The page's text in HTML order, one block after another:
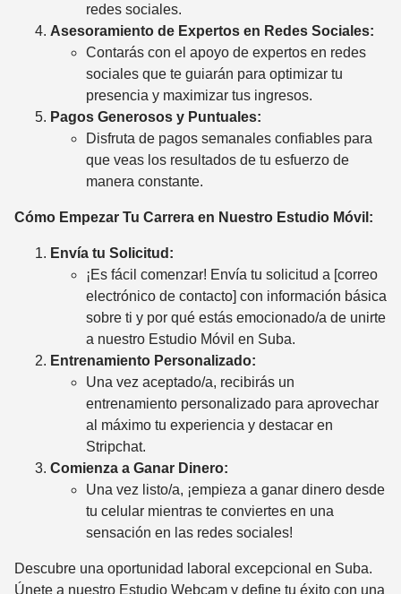
redes sociales.
Asesoramiento de Expertos en Redes Sociales:
Contarás con el apoyo de expertos en redes
sociales que te guiarán para optimizar tu
presencia y maximizar tus ingresos.
Pagos Generosos y Puntuales:
Disfruta de pagos semanales confiables para
que veas los resultados de tu esfuerzo de
manera constante.
Cómo Empezar Tu Carrera en Nuestro Estudio Móvil:
Envía tu Solicitud:
¡Es fácil comenzar! Envía tu solicitud a [correo
electrónico de contacto] con información básica
sobre ti y por qué estás emocionado/a de unirte
a nuestro Estudio Móvil en Suba.
Entrenamiento Personalizado:
Una vez aceptado/a, recibirás un
entrenamiento personalizado para aprovechar
al máximo tu experiencia y destacar en
Stripchat.
Comienza a Ganar Dinero:
Una vez listo/a, ¡empieza a ganar dinero desde
tu celular mientras te conviertes en una
sensación en las redes sociales!
Descubre una oportunidad laboral excepcional en Suba.
Únete a nuestro Estudio Webcam y define tu éxito con una